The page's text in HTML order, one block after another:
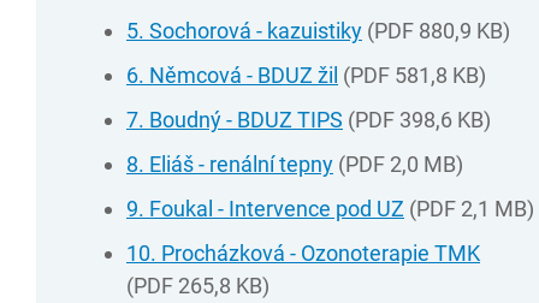
5. Sochorová - kazuistiky (PDF 880,9 KB)
6. Němcová - BDUZ žil (PDF 581,8 KB)
7. Boudný - BDUZ TIPS (PDF 398,6 KB)
8. Eliáš - renální tepny (PDF 2,0 MB)
9. Foukal - Intervence pod UZ (PDF 2,1 MB)
10. Procházková - Ozonoterapie TMK
(PDF 265,8 KB)